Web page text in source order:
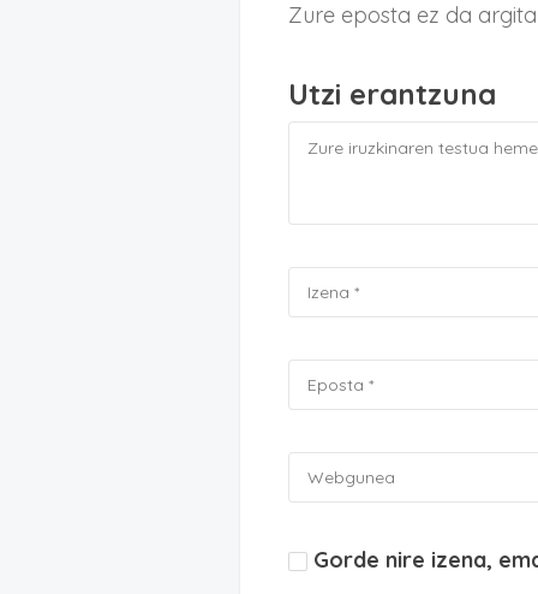
Zure eposta ez da
Utzi erantzuna
Gorde nire izena,